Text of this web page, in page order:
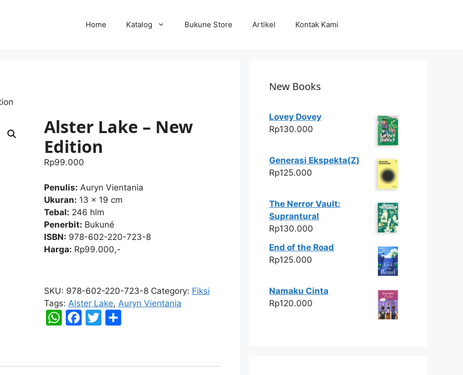
Home Katalog Bukune Store Artikel Kontak Kami
Alster Lake – New
Edition
Rp99.000
Penulis: Auryn Vientania
Ukuran: 13 x 19 cm
Tebal: 246 hlm
Penerbit: Bukuné
ISBN: 978-602-220-723-8
Harga: Rp99.000,-
Lake
-
New
Edition
SKU: 978-602-220-723-8 Category: Fiksi
Tags: Alster Lake, Auryn Vientania
W
s
F
e
T
er
S
e
New Books
Lovey Dovey
Rp130.000
Generasi Ekspekta(Z)
Rp125.000
The Nerror Vault:
Suprantural
Rp130.000
End of the Road
Rp125.000
Namaku Cinta
Rp120.000